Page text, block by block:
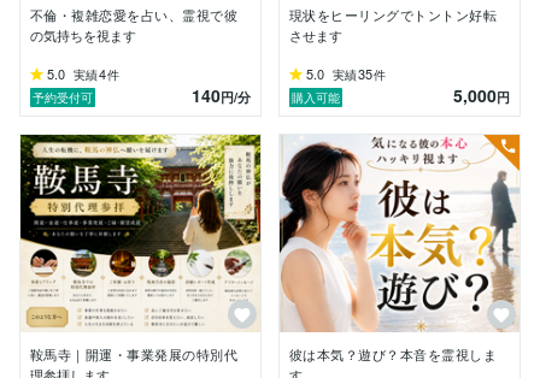
「愛に目覚め、本来の自分へ還る。」
依存ではなく自立です。
占いは答えを与えるためだけのものではなく、本来のあ
なたが自分の人生を信じ、前へ進むためのきっかけ。
もし今、
・何を選べばいいか分からない
・頑張っているのに人生が動かない
・恋愛や仕事、人間関係を根本から変えたい
そう感じているなら、どうぞ安心してお話しください。
あなたの心に寄り添いながら、
不倫・複雑恋愛を占い、霊視で彼
の気持ちを視ます
5.0 実績4件
予約受付可
140円/分
現状をヒーリングでトントン好転
させます
5.0 実績35件
購入可能
5,000円
鞍馬寺｜開運・事業発展の特別代
彼は本気？遊び？本音を霊視しま